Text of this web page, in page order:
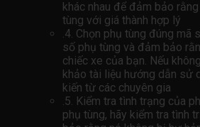
khác nhau để đảm bảo
tùng với giá thành hợp lý
.4. Chọn phụ tùng đúng mã
số phụ tùng và đảm bảo
chiếc xe của bạn. Nếu
khảo tài liệu hướng dẫn sử
kiến ​​từ các chuyên gia
.5. Kiểm tra tình trạng của
phụ tùng, hãy kiểm tra tình